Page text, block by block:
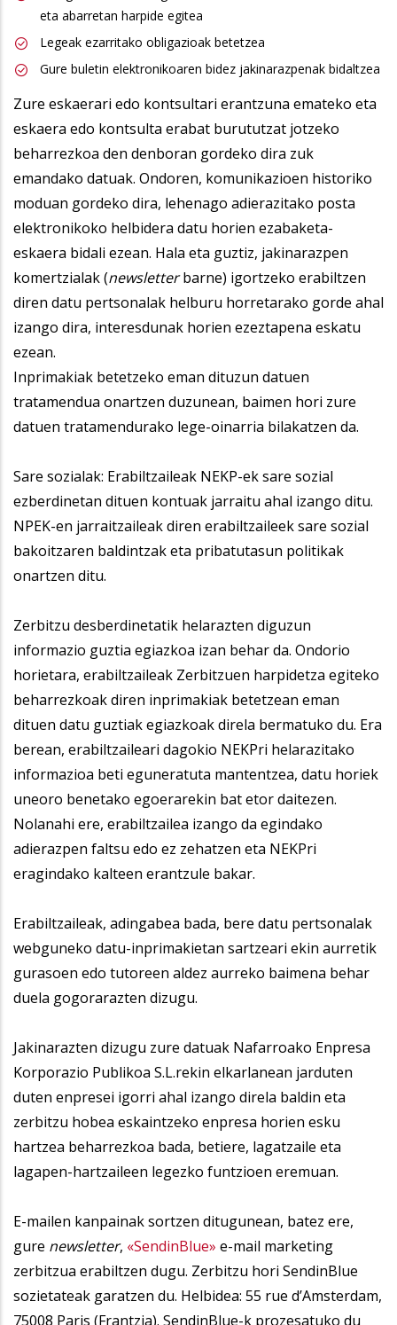
eta abarretan harpide egitea
Legeak ezarritako obligazioak betetzea
Gure buletin elektronikoaren bidez jakinarazpenak bidaltzea
Zure eskaerari edo kontsultari erantzuna emateko eta
eskaera edo kontsulta erabat burututzat jotzeko
beharrezkoa den denboran gordeko dira zuk
emandako datuak. Ondoren, komunikazioen historiko
moduan gordeko dira, lehenago adierazitako posta
elektronikoko helbidera datu horien ezabaketa-
eskaera bidali ezean. Hala eta guztiz, jakinarazpen
komertzialak (newsletterbarne) igortzeko erabiltzen
diren datu pertsonalak helburu horretarako gorde ahal
izango dira, interesdunak horien ezeztapena eskatu
ezean.
Inprimakiak betetzeko eman dituzun datuen
tratamendua onartzen duzunean, baimen hori zure
datuen tratamendurako lege-oinarria bilakatzen da.
Sare sozialak: Erabiltzaileak NEKP-ek sare sozial
ezberdinetan dituen kontuak jarraitu ahal izango ditu.
NPEK-en jarraitzaileak diren erabiltzaileek sare sozial
bakoitzaren baldintzak eta pribatutasun politikak
onartzen ditu.
Zerbitzu desberdinetatik helarazten diguzun
informazio guztia egiazkoa izan behar da. Ondorio
horietara, erabiltzaileak Zerbitzuen harpidetza egiteko
beharrezkoak diren inprimakiak betetzean eman
dituen datu guztiak egiazkoak direla bermatuko du. Era
berean, erabiltzaileari dagokio NEKPri helarazitako
informazioa beti eguneratuta mantentzea, datu horiek
uneoro benetako egoerarekin bat etor daitezen.
Nolanahi ere, erabiltzailea izango da egindako
adierazpen faltsu edo ez zehatzen eta NEKPri
eragindako kalteen erantzule bakar.
Erabiltzaileak, adingabea bada, bere datu pertsonalak
webguneko datu-inprimakietan sartzeari ekin aurretik
gurasoen edo tutoreen aldez aurreko baimena behar
duela gogorarazten dizugu.
Jakinarazten dizugu zure datuak Nafarroako Enpresa
Korporazio Publikoa S.L.rekin elkarlanean jarduten
duten enpresei igorri ahal izango direla baldin eta
zerbitzu hobea eskaintzeko enpresa horien esku
hartzea beharrezkoa bada, betiere, lagatzaile eta
lagapen-hartzaileen legezko funtzioen eremuan.
E-mailen kanpainak sortzen ditugunean, batez ere,
gure newsletter, «SendinBlue» e-mail marketing
zerbitzua erabiltzen dugu. Zerbitzu hori SendinBlue
sozietateak garatzen du. Helbidea: 55 rue d’Amsterdam,
75008 Paris (Frantzia). SendinBlue-k prozesatuko du